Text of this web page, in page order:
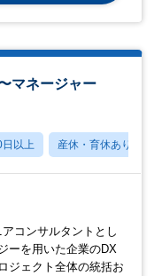
マネージャー
以上 産休・育休あり
コンサルタントとし
ーを用いた企業のDX
ジェクト全体の統括お